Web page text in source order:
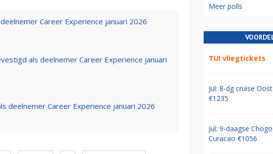
Career Experience januari 2026
als deelnemer Career Experience januari
deelnemer Career Experience januari 2026
Meer polls
TUI vliegtickets
Jul: 8-dg cruise
€1235
Jul: 9-daagse
Curacao €1056